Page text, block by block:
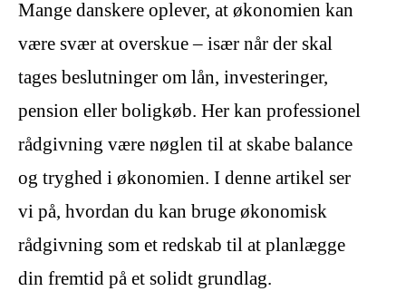
Mange danskere oplever, at økonomien kan
være svær at overskue – især når der skal
tages beslutninger om lån, investeringer,
pension eller boligkøb. Her kan professionel
rådgivning være nøglen til at skabe balance
og tryghed i økonomien. I denne artikel ser
vi på, hvordan du kan bruge økonomisk
rådgivning som et redskab til at planlægge
din fremtid på et solidt grundlag.